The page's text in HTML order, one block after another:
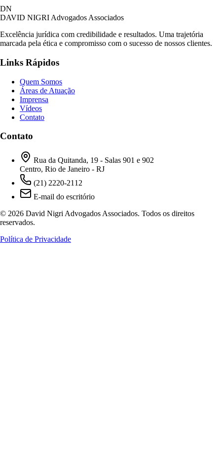
DN
DAVID NIGRI Advogados Associados
Excelência jurídica com credibilidade e resultados. Uma trajetória
marcada pela ética e compromisso com o sucesso de nossos clientes.
Links Rápidos
Quem Somos
Áreas de Atuação
Imprensa
Vídeos
Contato
Contato
Rua da Quitanda, 19 - Salas 901 e 902
Centro, Rio de Janeiro - RJ
(21) 2220-2112
E-mail do escritório
© 2026 David Nigri Advogados Associados. Todos os direitos
reservados.
Política de Privacidade